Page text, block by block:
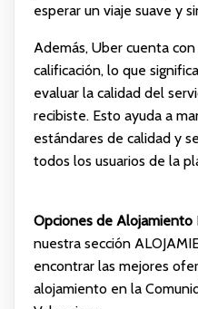
esperar un viaje suave y
Además, Uber cuenta
calificación, lo que
evaluar la calidad del
recibiste. Esto ayuda a
estándares de calidad y
todos los usuarios de la
Opciones de Alojamiento
nuestra sección
encontrar las mejores
alojamiento en la